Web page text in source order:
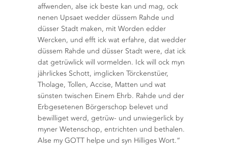
affwenden, alse ick beste kan und mag, ock
nenen Upsaet wedder düssem Rahde und
düsser Stadt maken, mit Worden edder
Wercken, und efft ick wat erfahre, dat wedder
düssem Rahde und düsser Stadt were, dat ick
dat getrüwlick will vormelden. Ick will ock myn
jährlickes Schott, imglicken Törckenstüer,
Tholage, Tollen, Accise, Matten und wat
sünsten twischen Einem Ehrb. Rahde und der
Erbgesetenen Börgerschop belevet und
bewilliget werd, getrüw- und unwiegerlick by
myner Wetenschop, entrichten und bethalen.
Alse my GOTT helpe und syn Hilliges Wort.“